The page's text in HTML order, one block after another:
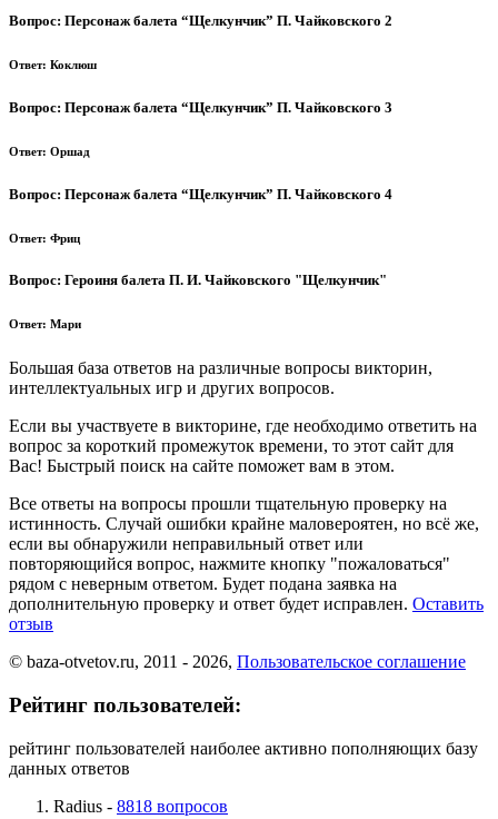
Вопрос: Персонаж балета “Щелкунчик” П. Чайковского 2
Ответ: Коклюш
Вопрос: Персонаж балета “Щелкунчик” П. Чайковского 3
Ответ: Оршад
Вопрос: Персонаж балета “Щелкунчик” П. Чайковского 4
Ответ: Фриц
Вопрос: Героиня балета П. И. Чайковского "Щелкунчик"
Ответ: Мари
Большая база ответов на различные вопросы викторин,
интеллектуальных игр и других вопросов.
Если вы участвуете в викторине, где необходимо ответить на
вопрос за короткий промежуток времени, то этот сайт для
Вас! Быстрый поиск на сайте поможет вам в этом.
Все ответы на вопросы прошли тщательную проверку на
истинность. Случай ошибки крайне маловероятен, но всё же,
если вы обнаружили неправильный ответ или
повторяющийся вопрос, нажмите кнопку "пожаловаться"
рядом с неверным ответом. Будет подана заявка на
дополнительную проверку и ответ будет исправлен. Оставить
отзыв
© baza-otvetov.ru, 2011 - 2026, Пользовательское соглашение
Рейтинг пользователей:
рейтинг пользователей наиболее активно пополняющих базу
данных ответов
Radius - 8818 вопросов